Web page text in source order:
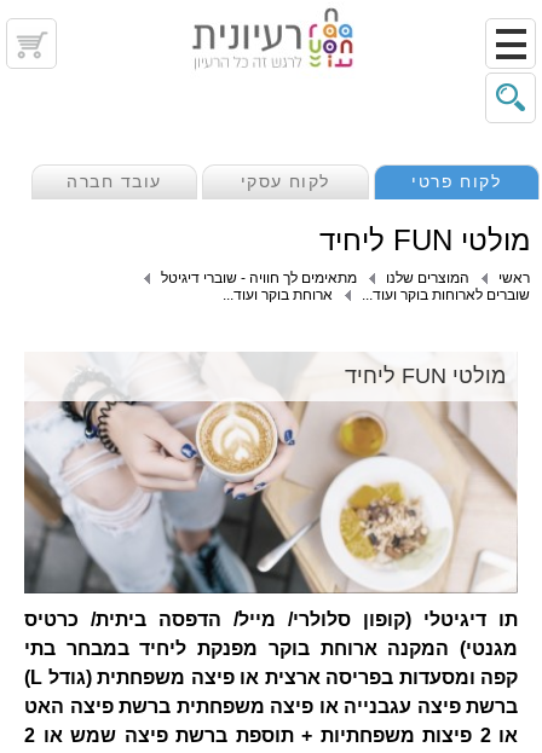
לקוח פרטי לקוח עסקי עובד חברה
מולטי FUN ליחיד
ראשי המוצרים שלנו
מתאימים לך חוויה - שוברי דיגיטל
שוברים לארוחות בוקר ועוד...
ארוחת בוקר ועוד...
מולטי FUN ליחיד
תו דיגיטלי (קופון סלולרי/ מייל/ הדפסה ביתית/ כרטיס
מגנטי) המקנה ארוחת בוקר מפנקת ליחיד במבחר בתי
קפה ומסעדות בפריסה ארצית או פיצה משפחתית (גודל L)
ברשת פיצה עגבנייה או פיצה משפחתית ברשת פיצה האט
או 2 פיצות משפחתיות + תוספת ברשת פיצה שמש או 2